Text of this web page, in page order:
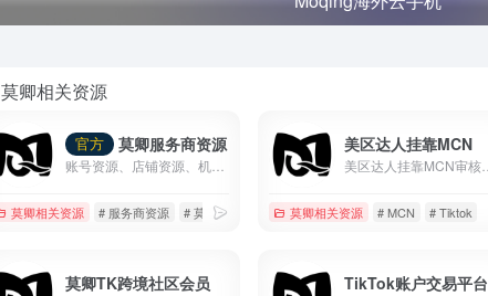
莫卿相关资源
官方 莫卿服务商资源
莫卿相关资源 # 服务商资源 # 莫卿推荐工具及资源
美区达人挂靠MCN
美区达人挂靠MCN审核标准 1.非视频搬运账号 2.非无人直播账号 3.粉丝达到1000并且已经开通电商权限 4.现有挂车视频3条 5.7天内正常发布作品
莫卿相关资源 # MCN # Tiktok
莫卿TK跨境社区会员 TikTok账户交易平台